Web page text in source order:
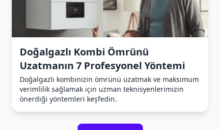
Doğalgazlı Kombi Ömrünü
Uzatmanın 7 Profesyonel Yöntemi
Doğalgazlı kombinizin ömrünü uzatmak ve maksimum
verimlilik sağlamak için uzman teknisyenlerimizin
önerdiği yöntemleri keşfedin.